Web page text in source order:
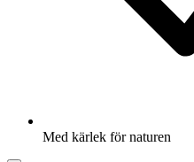
Med kärlek för naturen